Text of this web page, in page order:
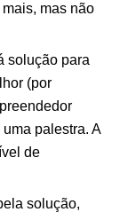
mas não
solução para
(por
palestra. A
de
solução,